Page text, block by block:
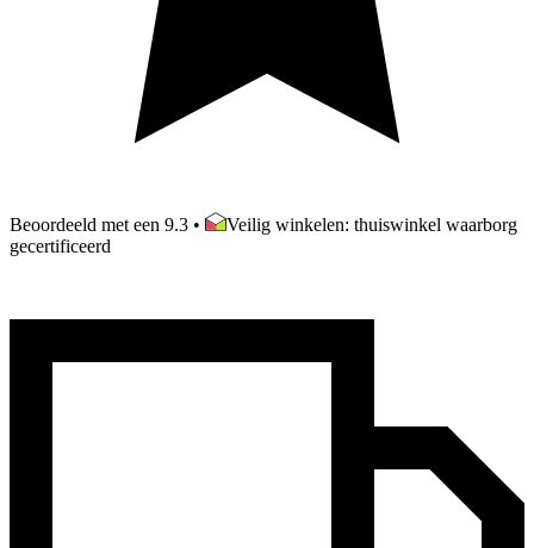
Beoordeeld met een 9.3 •
Veilig winkelen: thuiswinkel waarborg
gecertificeerd